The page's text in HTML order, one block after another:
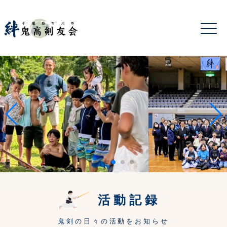
活動記録
鬼剣の日々の活動をお知らせ